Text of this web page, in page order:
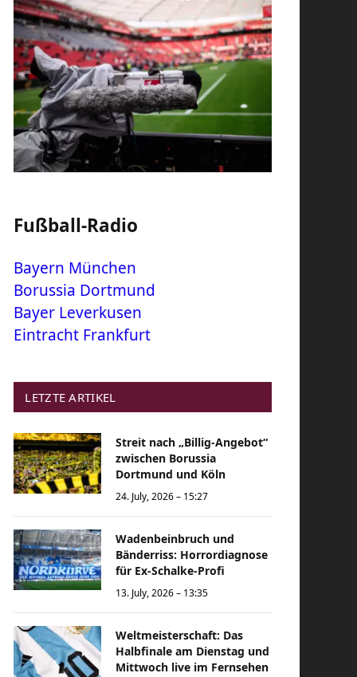
Fußball-Radio
Bayern München
Borussia Dortmund
Bayer Leverkusen
Eintracht Frankfurt
LETZTE ARTIKEL
Streit nach „Billig-Angebot“
zwischen Borussia
Dortmund und Köln
24. July, 2026 – 15:27
Wadenbeinbruch und
Bänderriss: Horrordiagnose
für Ex-Schalke-Profi
13. July, 2026 – 13:35
Weltmeisterschaft: Das
Halbfinale am Dienstag und
Mittwoch live im Fernsehen